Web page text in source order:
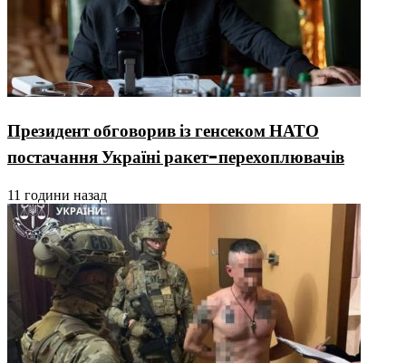
Президент обговорив із генсеком НАТО
постачання Україні ракет-перехоплювачів
11 години назад